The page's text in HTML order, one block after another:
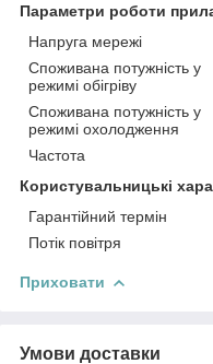
Параметри роботи
Напруга мережі
Споживана потужність у
режимі обігріву
Споживана потужність у
режимі охолодження
Частота
Користувальницькі
Гарантійний термін
Потік повітря
Приховати
Умови доставки